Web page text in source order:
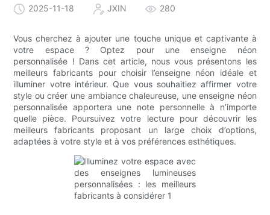
2025-11-18 JXIN 280
Vous cherchez à ajouter une touche unique et captivante à
votre espace ? Optez pour une enseigne néon
personnalisée ! Dans cet article, nous vous présentons les
meilleurs fabricants pour choisir l’enseigne néon idéale et
illuminer votre intérieur. Que vous souhaitiez affirmer votre
style ou créer une ambiance chaleureuse, une enseigne néon
personnalisée apportera une note personnelle à n’importe
quelle pièce. Poursuivez votre lecture pour découvrir les
meilleurs fabricants proposant un large choix d’options,
adaptées à votre style et à vos préférences esthétiques.